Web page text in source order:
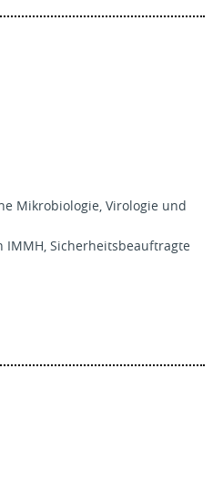
Mikrobiologie, Virologie und
IMMH, Sicherheitsbeauftragte